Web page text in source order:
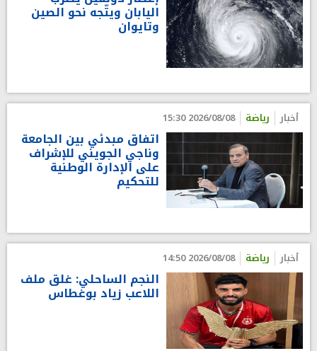
اليابان ويتّجه نحو الصين
وتايوان
أخبار رياضة 2026/08/08 15:30
اتفاق مبدئي بين الجامعة
وناجي الجويني للإشراف
على الإدارة الوطنية
للتحكيم
أخبار رياضة 2026/08/08 14:50
النجم الساحلي: غلق ملف
اللاعب زياد بوغطاس